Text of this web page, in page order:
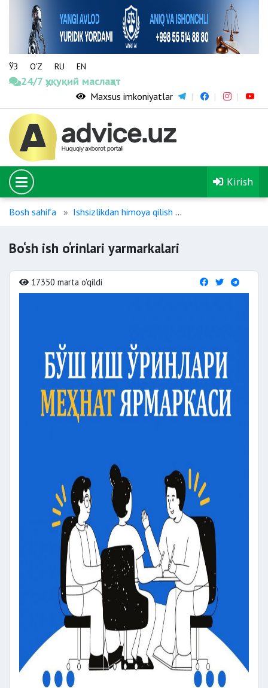
ЎЗ O‘Z RU EN
24/7 ҳуқуқий маслаҳат
Maxsus imkoniyatlar
Kirish
Bosh sahifa Ishsizlikdan himoya qilish
Bo‘sh ish o‘rinlari yarmarkalari
17350 marta o'qildi